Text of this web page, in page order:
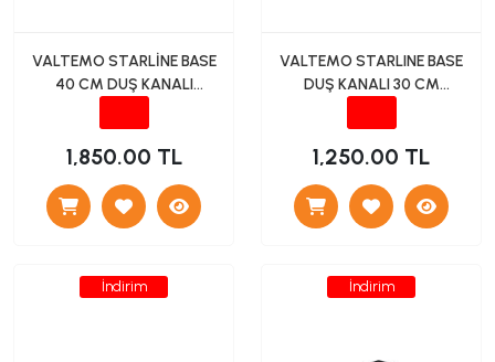
VALTEMO STARLİNE BASE
40 CM DUŞ KANALI
1,850.00 TL
VALTEMO STARLINE BASE
DUŞ KANALI 30 CM
1,250.00 TL
İndirim İndirim